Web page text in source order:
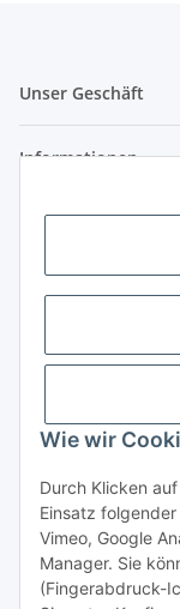
Wie wir
Durch Klicken
Einsatz
Vimeo, Google
Manager. Sie
(Fingerabdruck-
Unser Geschäft
Informationen
Vorkasse (per
PayPal
Kreditkarte
Banklastschrift
Rechnungskauf
Gesetzliche